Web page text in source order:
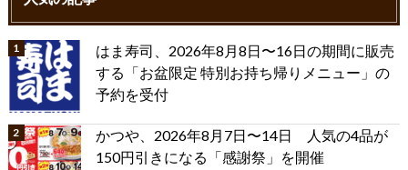
はま寿司、2026年8月8日〜16日の期間に販売
する「お盆限定 特別お持ち帰りメニュー」の
予約を受付
かつや、2026年8月7日〜14日 人気の4品が
150円引きになる「感謝祭」を開催